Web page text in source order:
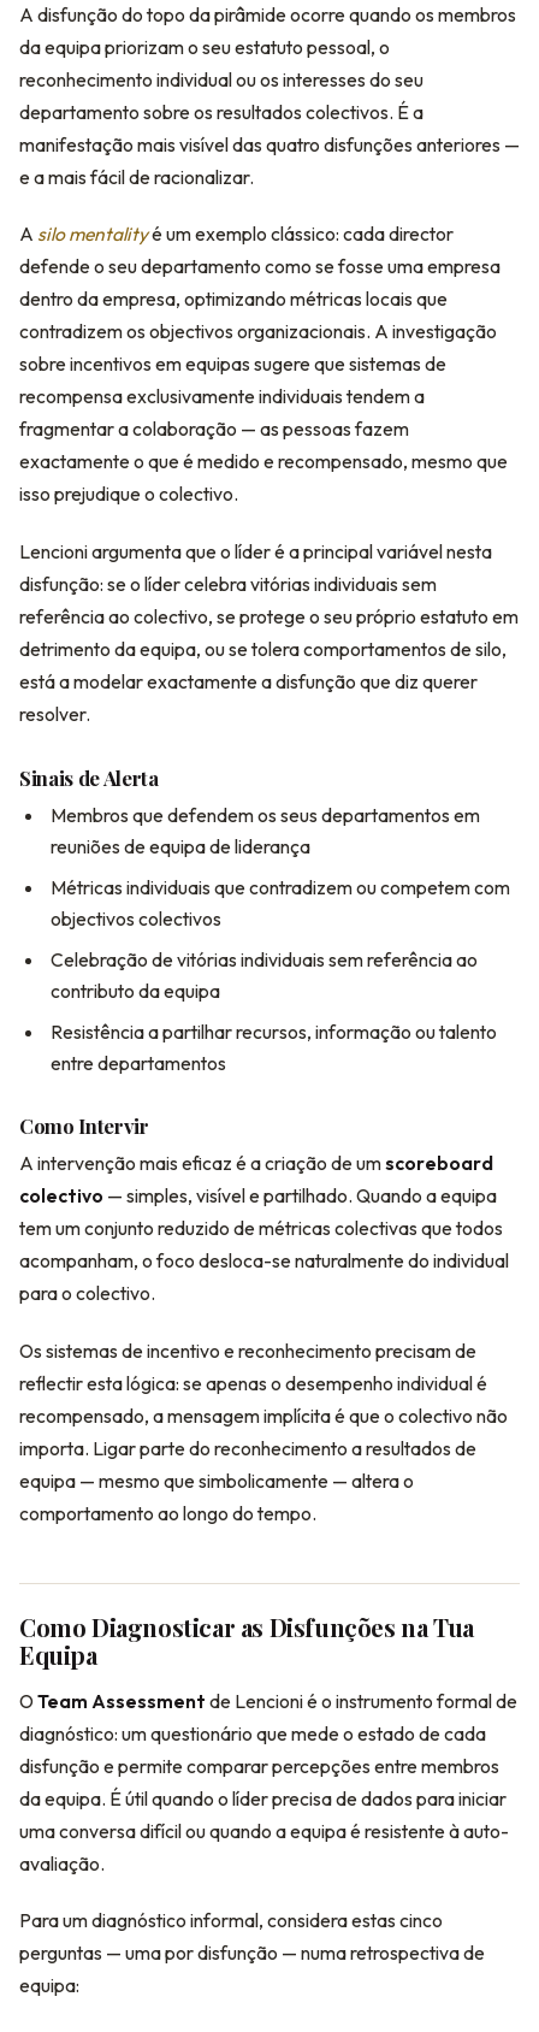
A disfunção do topo da pirâmide ocorre quando os membros
da equipa priorizam o seu estatuto pessoal, o
reconhecimento individual ou os interesses do seu
departamento sobre os resultados colectivos. É a
manifestação mais visível das quatro disfunções anteriores —
e a mais fácil de racionalizar.
A silo mentalityé um exemplo clássico: cada director
defende o seu departamento como se fosse uma empresa
dentro da empresa, optimizando métricas locais que
contradizem os objectivos organizacionais. A investigação
sobre incentivos em equipas sugere que sistemas de
recompensa exclusivamente individuais tendem a
fragmentar a colaboração — as pessoas fazem
exactamente o que é medido e recompensado, mesmo que
isso prejudique o colectivo.
Lencioni argumenta que o líder é a principal variável nesta
disfunção: se o líder celebra vitórias individuais sem
referência ao colectivo, se protege o seu próprio estatuto em
detrimento da equipa, ou se tolera comportamentos de silo,
está a modelar exactamente a disfunção que diz querer
resolver.
Sinais de Alerta
Membros que defendem os seus departamentos em
reuniões de equipa de liderança
Métricas individuais que contradizem ou competem com
objectivos colectivos
Celebração de vitórias individuais sem referência ao
contributo da equipa
Resistência a partilhar recursos, informação ou talento
entre departamentos
Como Intervir
A intervenção mais eficaz é a criação de umscoreboard
colectivo — simples, visível e partilhado. Quando a equipa
tem um conjunto reduzido de métricas colectivas que todos
acompanham, o foco desloca-se naturalmente do individual
para o colectivo.
Os sistemas de incentivo e reconhecimento precisam de
reflectir esta lógica: se apenas o desempenho individual é
recompensado, a mensagem implícita é que o colectivo não
importa. Ligar parte do reconhecimento a resultados de
equipa — mesmo que simbolicamente — altera o
comportamento ao longo do tempo.
Como Diagnosticar as Disfunções na Tua
Equipa
O Team Assessment de Lencioni é o instrumento formal de
diagnóstico: um questionário que mede o estado de cada
disfunção e permite comparar percepções entre membros
da equipa. É útil quando o líder precisa de dados para iniciar
uma conversa difícil ou quando a equipa é resistente à auto-
avaliação.
Para um diagnóstico informal, considera estas cinco
perguntas — uma por disfunção — numa retrospectiva de
equipa: